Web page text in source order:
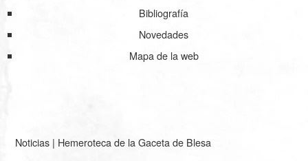
Bibliografía
Novedades
Mapa de la web
Noticias | Hemeroteca de la Gaceta de Blesa